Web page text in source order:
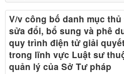
V/v công bố danh mục
sửa đổi, bổ sung và phê
quy trình điện tử giải
trong lĩnh vực Luật sư
quản lý của Sở Tư pháp